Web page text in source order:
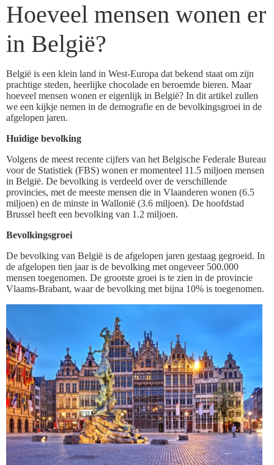
Hoeveel mensen wonen er
in België?
België is een klein land in West-Europa dat bekend staat om zijn
prachtige steden, heerlijke chocolade en beroemde bieren. Maar
hoeveel mensen wonen er eigenlijk in België? In dit artikel zullen
we een kijkje nemen in de demografie en de bevolkingsgroei in de
afgelopen jaren.
Huidige bevolking
Volgens de meest recente cijfers van het Belgische Federale Bureau
voor de Statistiek (FBS) wonen er momenteel 11.5 miljoen mensen
in België. De bevolking is verdeeld over de verschillende
provincies, met de meeste mensen die in Vlaanderen wonen (6.5
miljoen) en de minste in Wallonië (3.6 miljoen). De hoofdstad
Brussel heeft een bevolking van 1.2 miljoen.
Bevolkingsgroei
De bevolking van België is de afgelopen jaren gestaag gegroeid. In
de afgelopen tien jaar is de bevolking met ongeveer 500.000
mensen toegenomen. De grootste groei is te zien in de provincie
Vlaams-Brabant, waar de bevolking met bijna 10% is toegenomen.